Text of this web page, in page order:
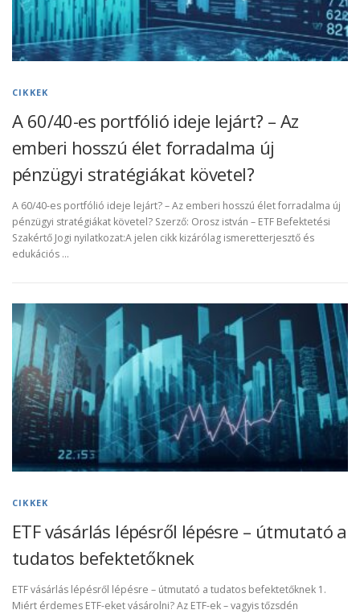
CIKKEK
A 60/40-es portfólió ideje lejárt? – Az
emberi hosszú élet forradalma új
pénzügyi stratégiákat követel?
A 60/40-es portfólió ideje lejárt? – Az emberi hosszú élet forradalma új
pénzügyi stratégiákat követel? Szerző: Orosz istván – ETF Befektetési
Szakértő Jogi nyilatkozat:A jelen cikk kizárólag ismeretterjesztő és
edukációs …
CIKKEK
ETF vásárlás lépésről lépésre – útmutató a
tudatos befektetőknek
ETF vásárlás lépésről lépésre – útmutató a tudatos befektetőknek 1.
Miért érdemes ETF-eket vásárolni? Az ETF-ek – vagyis tőzsdén